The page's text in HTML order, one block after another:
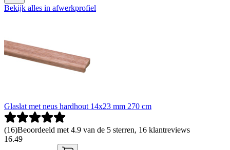
Bekijk alles in afwerkprofiel
Glaslat met neus hardhout 14x23 mm 270 cm
(16)Beoordeeld met 4.9 van de 5 sterren, 16 klantreviews
16.49